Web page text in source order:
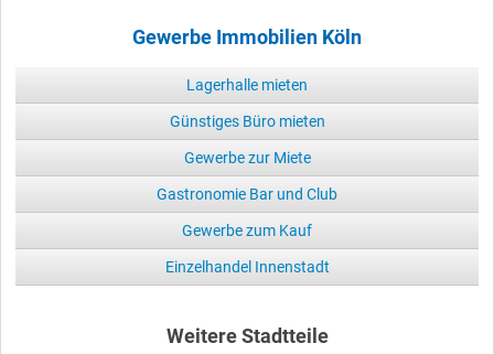
Gewerbe Immobilien Köln
Lagerhalle mieten
Günstiges Büro mieten
Gewerbe zur Miete
Gastronomie Bar und Club
Gewerbe zum Kauf
Einzelhandel Innenstadt
Weitere Stadtteile